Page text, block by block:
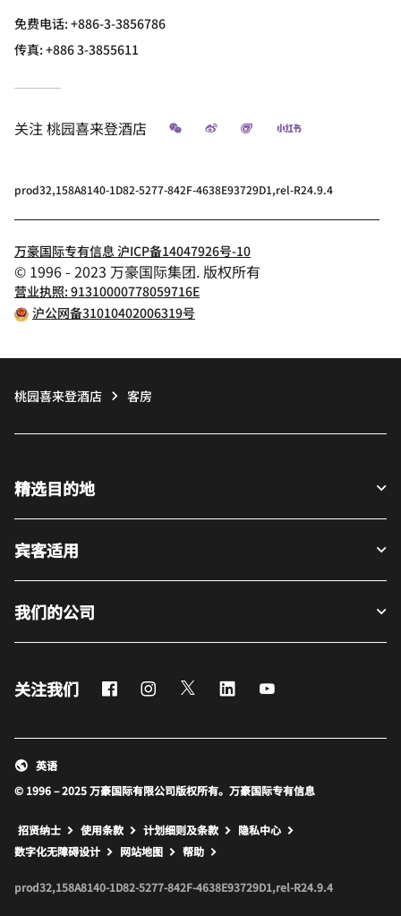
免费电话:+886-3-3856786
传真:+886 3-3855611
关注桃园喜来登酒店 微信 微博 飞猪 小红书
prod32,158A8140-1D82-5277-842F-4638E93729D1,rel-R24.9.4
万豪国际专有信息 沪ICP备14047926号-10
© 1996 - 2023 万豪国际集团. 版权所有
营业执照: 91310000778059716E
沪公网备31010402006319号
桃园喜来登酒店 客房
精选目的地
宾客适用
我们的公司
关注我们 FacebookInstagram
Twitter LinkedIn
© 1996 – 2025 万豪国际有限公司版权所有。万豪国际专有信息
英语
招贤纳士 使用条款 计划细则及条款
隐私中心
数字化无障碍设计
网站地图 打开新窗口
帮助
prod32,158A8140-1D82-5277-842F-4638E93729D1,rel-R24.9.4